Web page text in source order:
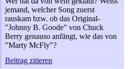
jemand, welcher Song zuerst
rauskam bzw. ob das Original-
"Johnny B. Goode" von Chuck
Berry genauso anfängt, wie das von
"Marty McFly"?
Beitrag zitieren